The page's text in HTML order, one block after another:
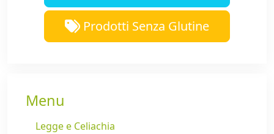
Prodotti Senza Glutine
Menu
Legge e Celiachia